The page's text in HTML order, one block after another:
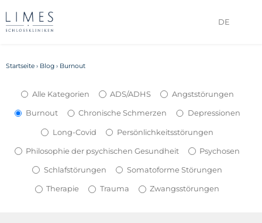
DE
Startseite› Blog› Burnout
Alle Kategorien ADS/ADHS Angststörungen
Burnout Chronische Schmerzen Depressionen
Long-Covid Persönlichkeitsstörungen
Philosophie der psychischen Gesundheit Psychosen
Schlafstörungen Somatoforme Störungen
Therapie Trauma Zwangsstörungen